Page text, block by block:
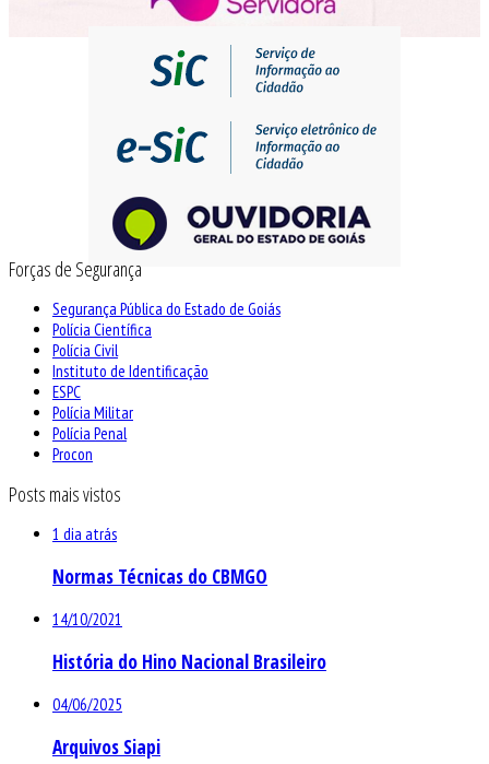
Forças de Segurança
Segurança Pública do Estado de Goiás
Polícia Científica
Polícia Civil
Instituto de Identificação
ESPC
Polícia Militar
Polícia Penal
Procon
Posts mais vistos
1 dia atrás
Normas Técnicas do CBMGO
14/10/2021
História do Hino Nacional Brasileiro
04/06/2025
Arquivos Siapi